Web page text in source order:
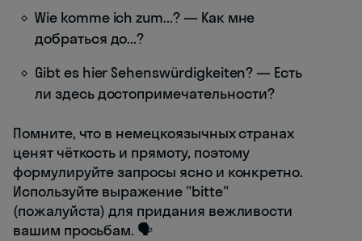
Wie komme ich zum...? — Как мне
добраться до...?
Gibt es hier Sehenswürdigkeiten? — Есть
ли здесь достопримечательности?
Помните, что в немецкоязычных странах
ценят чёткость и прямоту, поэтому
формулируйте запросы ясно и конкретно.
Используйте выражение "bitte"
(пожалуйста) для придания вежливости
вашим просьбам. 🗣️